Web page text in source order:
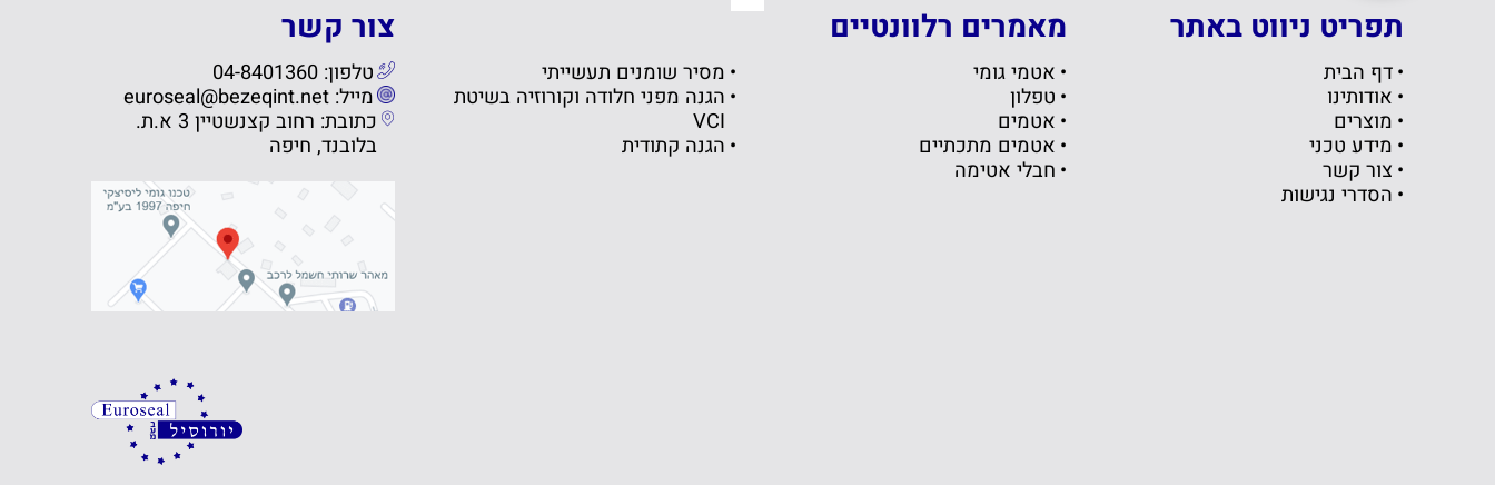
תפריט ניווט באתר
דף הבית
אודותינו
מוצרים
מידע טכני
צור קשר
הסדרי נגישות
מאמרים רלוונטיים
אטמי גומי
טפלון
אטמים
אטמים מתכתיים
חבלי אטימה
מסיר שומנים תעשייתי
הגנה מפני חלודה וקורוזיה בשיטת
VCI
הגנה קתודית
צור קשר
טלפון: 04-8401360
מייל: euroseal@bezeqint.net
כתובת: רחוב קצנשטיין 3 א.ת.
בלובנד, חיפה